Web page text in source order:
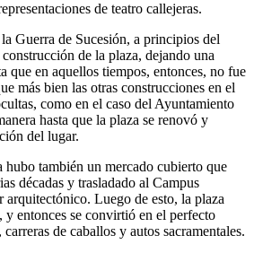
de teatro callejeras.
Guerra de Sucesión, a principios del
de la plaza, dejando una
que en aquellos tiempos, entonces, no fue
más bien las otras construcciones en el
como en el caso del Ayuntamiento
hasta que la plaza se renovó y
del lugar.
hubo también un mercado cubierto que
décadas y trasladado al Campus
Luego de esto, la plaza
entonces se convirtió en el perfecto
de caballos y autos sacramentales.